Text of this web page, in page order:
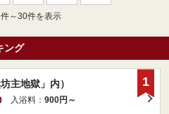
～30件を表示
ング
主地獄」内）
入浴料： 900円～
1